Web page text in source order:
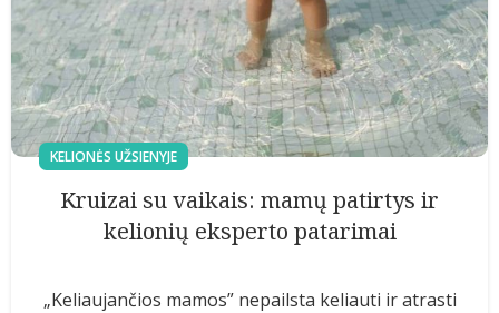
KELIONĖS UŽSIENYJE
Kruizai su vaikais: mamų patirtys ir
kelionių eksperto patarimai
„Keliaujančios mamos” nepailsta keliauti ir atrasti